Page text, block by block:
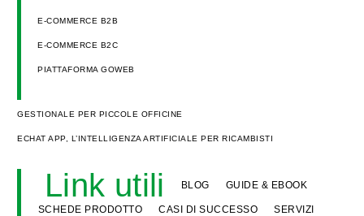
E-COMMERCE B2B
E-COMMERCE B2C
PIATTAFORMA GOWEB
GESTIONALE PER PICCOLE OFFICINE
ECHAT APP, L’INTELLIGENZA ARTIFICIALE PER RICAMBISTI
Link utili BLOG GUIDE & EBOOK
SCHEDE PRODOTTO CASI DI SUCCESSO SERVIZI